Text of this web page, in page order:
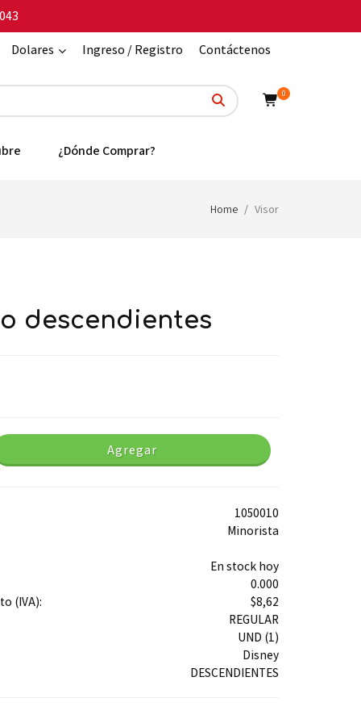
Dolares
Ingreso / Registro Contáctenos
0
¿Dónde Comprar?
Home Visor
descendientes
Agregar
1050010
Minorista
En stock hoy
0.000
(IVA):
$8,62
REGULAR
UND (1)
Disney
DESCENDIENTES